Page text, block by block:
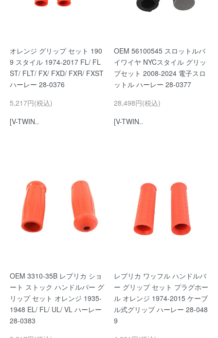
オレンジ グリップ セット 190
9 スタイル 1974-2017 FL/ FL
ST/ FLT/ FX/ FXD/ FXR/ FXST
ハーレー 28-0376
5,217円(税込)
[V-TWIN..
OEM 56100545 スロットルバ
イワイヤ NYCスタイル グリッ
プセット 2008-2024 電子スロ
ットル ハーレー 28-0377
28,498円(税込)
[V-TWIN..
OEM 3310-35B レプリカ ショ
ート ストック ハンドルバー グ
リップ セット オレンジ 1935-
1948 EL/ FL/ UL/ VL ハーレー
28-0383
レプリカ ワッフル ハンドルバ
ー グリップ セット プラグホー
ル オレンジ 1974-2015 ケーブ
ル式グリップ ハーレー 28-048
9